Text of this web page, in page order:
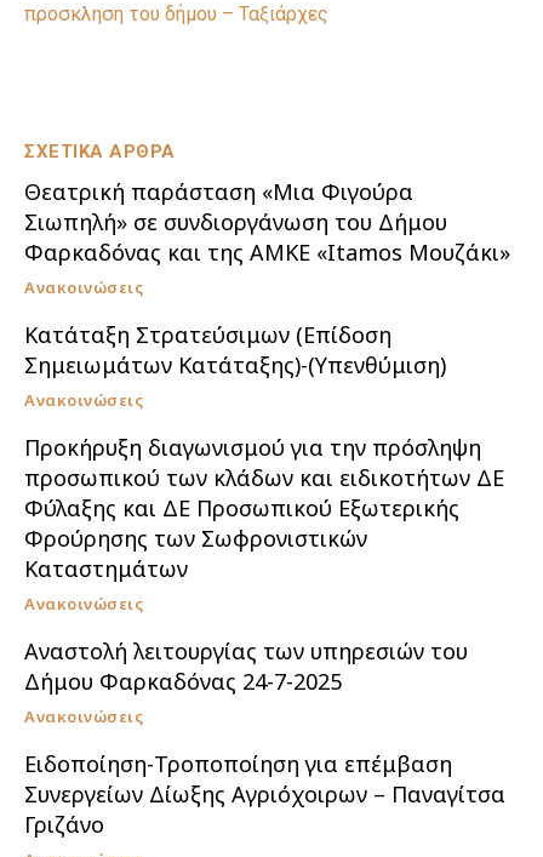
ΣΧΕΤΙΚΑ ΑΡΘΡΑ
Θεατρική παράσταση «Μια Φιγούρα
Σιωπηλή» σε συνδιοργάνωση του Δήμου
Φαρκαδόνας και της ΑΜΚΕ «Itamos Μουζάκι»
Ανακοινώσεις
Κατάταξη Στρατεύσιμων (Επίδοση
Σημειωμάτων Κατάταξης)-(Υπενθύμιση)
Ανακοινώσεις
Προκήρυξη διαγωνισμού για την πρόσληψη
προσωπικού των κλάδων και ειδικοτήτων ΔΕ
Φύλαξης και ΔΕ Προσωπικού Εξωτερικής
Φρούρησης των Σωφρονιστικών
Καταστημάτων
Ανακοινώσεις
Αναστολή λειτουργίας των υπηρεσιών του
Δήμου Φαρκαδόνας 24-7-2025
Ανακοινώσεις
Ειδοποίηση-Τροποποίηση για επέμβαση
Συνεργείων Δίωξης Αγριόχοιρων – Παναγίτσα
Γριζάνο
προσκληση του δήμου – Ταξιάρχες